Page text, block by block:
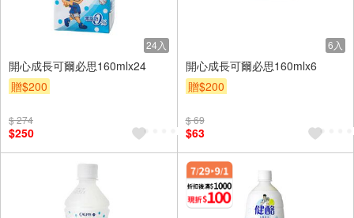
24入
開心成長可爾必思160mlx24
贈$200
$ 274
$250
6入
開心成長可爾必思160mlx6
贈$200
$ 69
$63